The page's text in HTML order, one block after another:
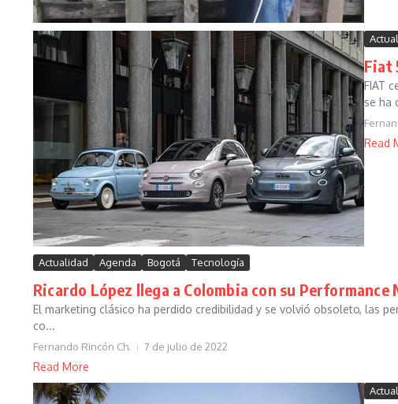
Fiat
FIAT
se ha
Read
Actualidad Agenda Bogotá Tecnología
Ricardo López llega a Colombia con su
El marketing clásico ha perdido credibilidad y se volvió obsoleto, las
co...
Fernando Rincón Ch. 7 de julio de 2022
Read More